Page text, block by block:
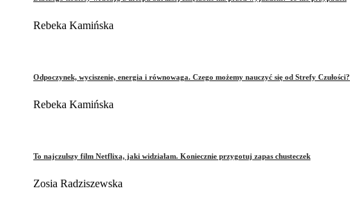
Rebeka Kamińska
Odpoczynek, wyciszenie, energia i równowaga. Czego możemy nauczyć się od Strefy Czułości?
Rebeka Kamińska
To najczulszy film Netflixa, jaki widziałam. Koniecznie przygotuj zapas chusteczek
Zosia Radziszewska